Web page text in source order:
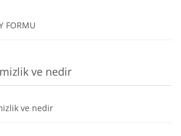
FORMU
ve nedir
ve nedir